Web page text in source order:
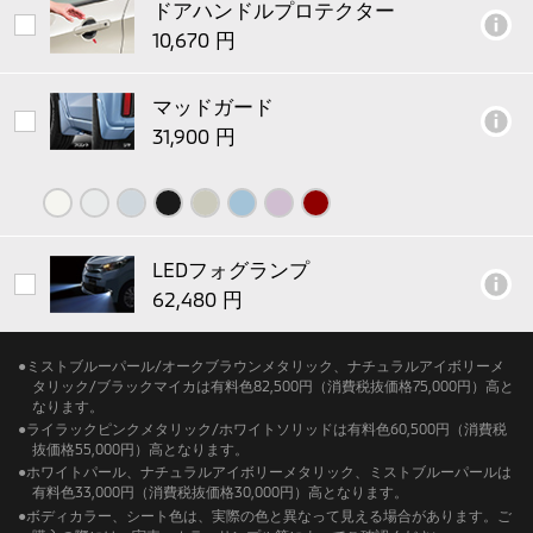
ドアハンドルプロテクター
マッドガード
LEDフォグランプ
● ミストブルーパール/オークブラウンメタリック、ナチュラルアイボリーメ
タリック/ブラックマイカは有料色82,500円（消費税抜価格75,000円）高と
なります。
●ライラックピンクメタリック/ホワイトソリッドは有料色60,500円（消費税
抜価格55,000円）高となります。
●ホワイトパール、ナチュラルアイボリーメタリック、ミストブルーパールは
有料色33,000円（消費税抜価格30,000円）高となります。
●ボディカラー、シート色は、実際の色と異なって見える場合があります。ご